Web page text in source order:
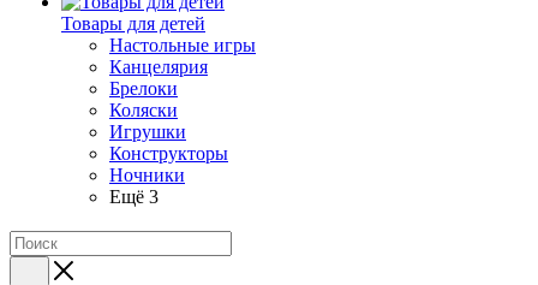
Товары для детей
Настольные игры
Канцелярия
Брелоки
Коляски
Игрушки
Конструкторы
Ночники
Ещё 3